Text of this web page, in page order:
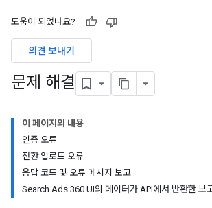
도움이 되었나요?
의견 보내기
문제 해결
이 페이지의 내용
인증 오류
전환 업로드 오류
응답 코드 및 오류 메시지 보고
Search Ads 360 UI의 데이터가 API에서 반환한 보